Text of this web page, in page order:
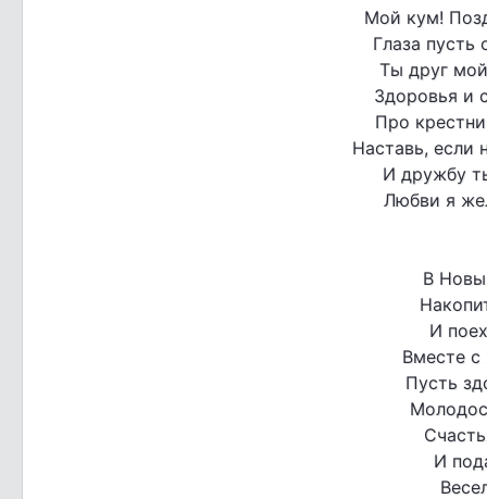
Мой кум!
Глаза пусть
Ты друг
Здоровья и
Про
Наставь, если
И дружбу
Любви я
В
И
Вместе
Пусть
И